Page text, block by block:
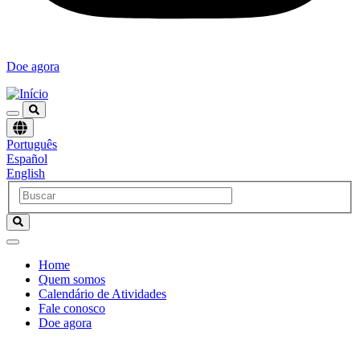
Doe agora
Escolha
um
idioma
Português
Español
English
Navegación
principal
Home
Quem somos
Calendário de Atividades
Fale conosco
Doe agora